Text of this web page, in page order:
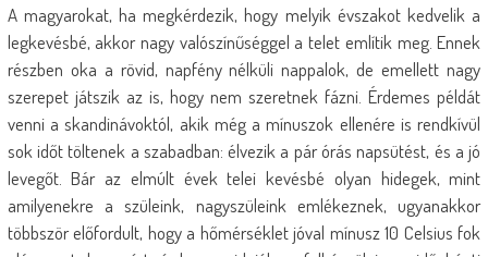
A magyarokat, ha megkérdezik, hogy melyik évszakot kedvelik a
legkevésbé, akkor nagy valószínűséggel a telet említik meg. Ennek
részben oka a rövid, napfény nélküli nappalok, de emellett nagy
szerepet játszik az is, hogy nem szeretnek fázni. Érdemes példát
venni a skandinávoktól, akik még a mínuszok ellenére is rendkívül
sok időt töltenek a szabadban: élvezik a pár órás napsütést, és a jó
levegőt. Bár az elmúlt évek telei kevésbé olyan hidegek, mint
amilyenekre a szüleink, nagyszüleink emlékeznek, ugyanakkor
többször előfordult, hogy a hőmérséklet jóval mínusz 10 Celsius fok